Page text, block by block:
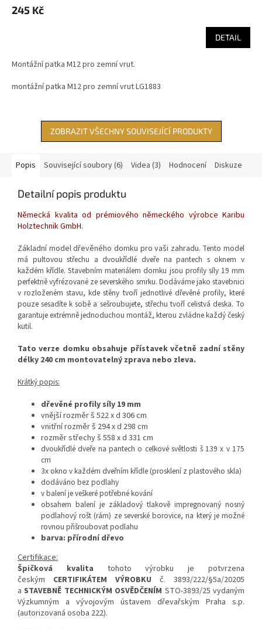
245 Kč
DETAIL
Montážní patka M12 pro zemní vrut.
montážní patka M12 pro zemní vrut LG1883
ZOBRAZIT VŠECHNY SOUVISEJÍCÍ PRODUKTY
Popis Související soubory (6) Videa (3) Hodnocení Diskuze
Detailní popis produktu
Německá kvalita od prémiového německého výrobce Karibu
Holztechnik GmbH.
Základní model dřevěného domku pro vaši zahradu. Tento model
má pultovoustřechu a dvoukřídlé dveře na pantech s oknem v
každém křídle. Stavebním materiálem domku jsou profily síly 19 mm
perfektně vyfrézované ze severského smrku. Dodáváme jako stavebnici
v rozloženém stavu, kde stěny tvoří jednotlivé dřevěné profily, které
pouze sesadíte k sobě a sešroubujete, střechu tvoří celistvá deska. To
garantuje extrémně jednoduchou montáž, kterou zvládne každý český
kutil.
Tato verze domku obsahuje přístavek včetně zadní stěny
délky 240 cm montovatelný zprava nebo zleva.
Krátký popis:
dřevěné profily síly 19 mm
vnější rozměr š 522 x d 306 cm
vnitřní rozměr š 294 x d 298 cm
rozměr střechy š 558 x d 331 cm
dvoukřídlé dveře na pantech o celkové světlosti š 139 x v 175
cm
3x okno v každém dveřním křídle (prosklení z plastového skla)
dodáváno bez podlahy
v balení je veškeré potřebné kování
obsahem balení je základový tlakově impregnovaný nosný
podlahový rošt (rám) ze severské borovice, na který je možné
rovnou přišroubovat podlahu
barva: přírodní dřevo
Certifikace:
Špičková kvalita tohoto výrobku je potvrzena
českým CERTIFIKÁTEM VÝROBKU č. 3893/222/§5a/20205
aSTAVEBNĚ TECHNICKÝM OSVĚDČENÍM STO-3893/25 vydaným
Výzkumným a vývojovým ústavem dřevařským Praha s.p.
(autorizovaná osoba 222).